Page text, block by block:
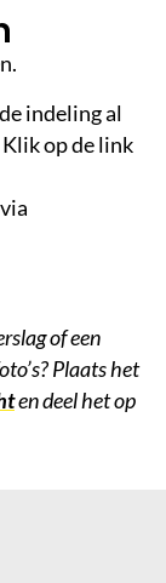
indeling al
op de link
of een
Plaats het
en deel het op